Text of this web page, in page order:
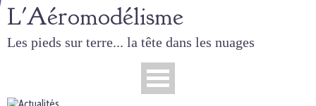
L'Aéromodélisme
Les pieds sur terre... la tête dans les nuages